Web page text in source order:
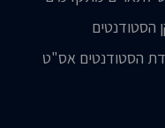
הסטודנטים
הסטודנטים אס"ט